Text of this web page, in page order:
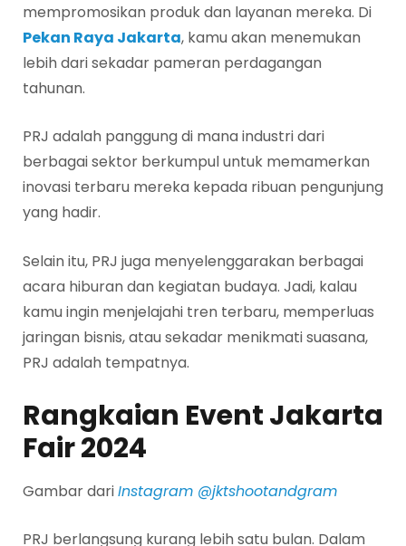
mempromosikan produk dan layanan mereka. Di
Pekan Raya Jakarta, kamu akan menemukan
lebih dari sekadar pameran perdagangan
tahunan.
PRJ adalah panggung di mana industri dari
berbagai sektor berkumpul untuk memamerkan
inovasi terbaru mereka kepada ribuan pengunjung
yang hadir.
Selain itu, PRJ juga menyelenggarakan berbagai
acara hiburan dan kegiatan budaya. Jadi, kalau
kamu ingin menjelajahi tren terbaru, memperluas
jaringan bisnis, atau sekadar menikmati suasana,
PRJ adalah tempatnya.
Rangkaian Event Jakarta
Fair 2024
Gambar dariInstagram @jktshootandgram
PRJ berlangsung kurang lebih satu bulan. Dalam